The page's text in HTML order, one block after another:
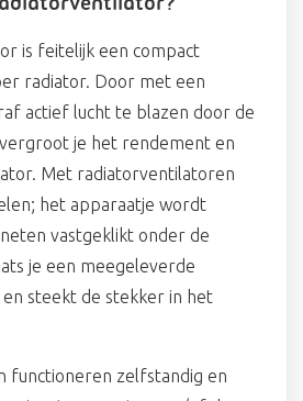
is feitelijk een compact
radiator. Door met een
actief lucht te blazen door de
je het rendement en
Met radiatorventilatoren
het apparaatje wordt
vastgeklikt onder de
je een meegeleverde
steekt de stekker in het
functioneren zelfstandig en